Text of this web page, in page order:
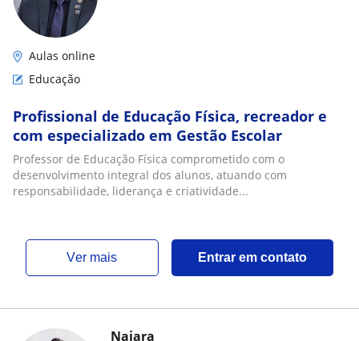
Aulas online
Educação
Profissional de Educação Física, recreador e
com especializado em Gestão Escolar
Professor de Educação Física comprometido com o
desenvolvimento integral dos alunos, atuando com
responsabilidade, liderança e criatividade...
ver mais Entrar em contato
Najara